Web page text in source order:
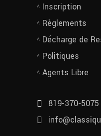
Inscription
Règlements
Décharge de
Politiques
Agents Libre
819-370-5075